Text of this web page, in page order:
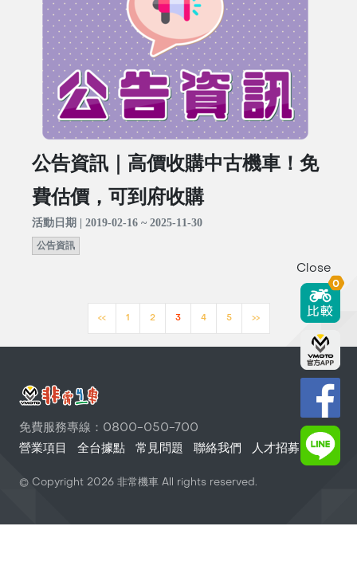
公告資訊｜高價收購中古機車！免
費估價，可到府收購
活動日期 | 2019-02-16 ~ 2025-11-30
公告資訊
<< 1 2 3 4 5 >>
免費服務專線：0800-050-700
營業項目
全台據點 常見問題 聯絡我們 人才招募
© Copyright 2026 非常機車 All rights reserved.
Close
0